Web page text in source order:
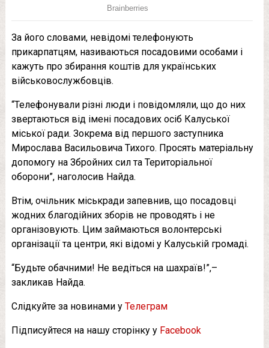
За його словами, невідомі телефонують
прикарпатцям, називаються посадовими особами і
кажуть про збирання коштів для українських
військовослужбовців.
“Телефонували різні люди і повідомляли, що до них
звертаються від імені посадових осіб Калуської
міської ради. Зокрема від першого заступника
Мирослава Васильовича Тихого. Просять матеріальну
допомогу на Збройних сил та Територіальної
оборони”, наголосив Найда.
Втім, очільник міськради запевнив, що посадовці
жодних благодійних зборів не проводять і не
організовують. Цим займаються волонтерські
організації та центри, які відомі у Калуській громаді.
“Будьте обачними! Не ведіться на шахраїв!”,–
закликав Найда.
Слідкуйте за новинами у Телеграм
Підписуйтеся на нашу сторінку у Facebook